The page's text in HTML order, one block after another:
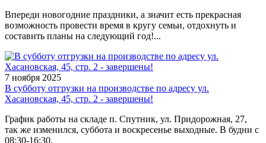
Впереди новогодние праздники, а значит есть прекрасная
возможность провести время в кругу семьи, отдохнуть и
составить планы на следующий год!...
7 ноября 2025
В субботу отгрузки на производстве по адресу ул.
Хасановская, 45, стр. 2 - завершены!
График работы на складе п. Спутник, ул. Придорожная, 27,
так же изменился, суббота и воскресенье выходные. В будни с
08:30-16:30.